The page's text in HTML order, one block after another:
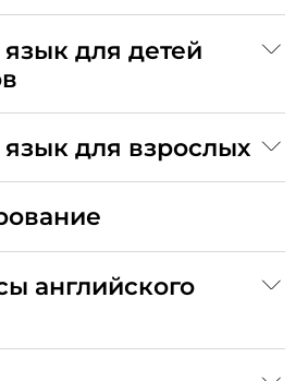
для детей
для взрослых
английского